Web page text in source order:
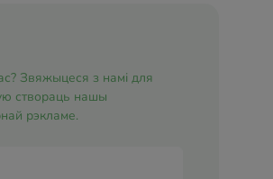
Звяжыцеся з намі для
створаць нашы
рэкламе.